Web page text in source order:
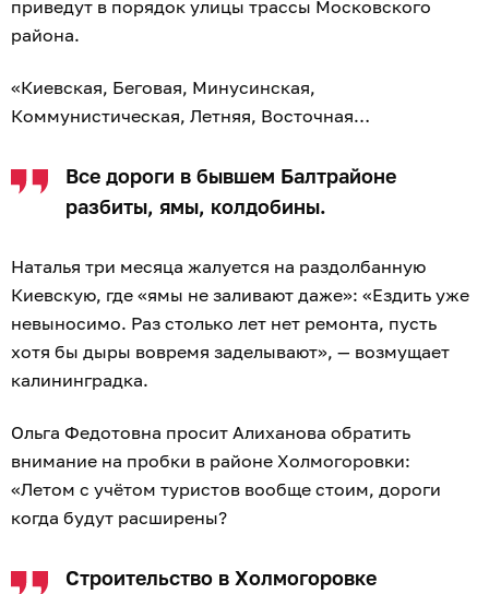
приведут в порядок улицы трассы Московского
района.
«Киевская, Беговая, Минусинская,
Коммунистическая, Летняя, Восточная…
Все дороги в бывшем Балтрайоне
разбиты, ямы, колдобины.
Наталья три месяца жалуется на раздолбанную
Киевскую, где «ямы не заливают даже»: «Ездить уже
невыносимо. Раз столько лет нет ремонта, пусть
хотя бы дыры вовремя заделывают», — возмущает
калининградка.
Ольга Федотовна просит Алиханова обратить
внимание на пробки в районе Холмогоровки:
«Летом с учётом туристов вообще стоим, дороги
когда будут расширены?
Строительство в Холмогоровке